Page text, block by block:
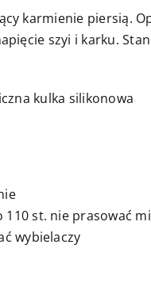
karmienie piersią.
szyi i karku.
kulka silikonowa
110 st. nie prasować
wybielaczy